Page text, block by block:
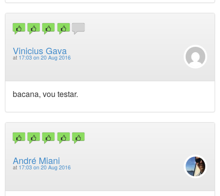
Vinicius Gava
at 17:03 on 20 Aug 2016
bacana, vou testar.
André Miani
at 17:03 on 20 Aug 2016